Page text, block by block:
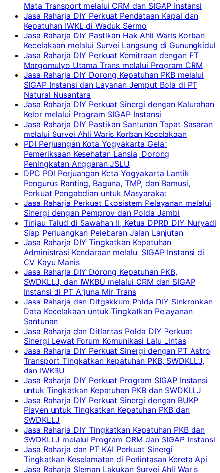
Mata Transport melalui CRM dan SIGAP Instansi
Jasa Raharja DIY Perkuat Pendataan Kapal dan
Kepatuhan IWKL di Waduk Sermo
Jasa Raharja DIY Pastikan Hak Ahli Waris Korban
Kecelakaan melalui Survei Langsung di Gunungkidul
Jasa Raharja DIY Perkuat Kemitraan dengan PT
Margomulyo Utama Trans melalui Program CRM
Jasa Raharja DIY Dorong Kepatuhan PKB melalui
SIGAP Instansi dan Layanan Jemput Bola di PT
Natural Nusantara
Jasa Raharja DIY Perkuat Sinergi dengan Kalurahan
Kelor melalui Program SIGAP Instansi
Jasa Raharja DIY Pastikan Santunan Tepat Sasaran
melalui Survei Ahli Waris Korban Kecelakaan
PDI Perjuangan Kota Yogyakarta Gelar
Pemeriksaan Kesehatan Lansia, Dorong
Peningkatan Anggaran JSLU
DPC PDI Perjuangan Kota Yogyakarta Lantik
Pengurus Ranting, Baguna, TMP, dan Bamusi,
Perkuat Pengabdian untuk Masyarakat
Jasa Raharja Perkuat Ekosistem Pelayanan melalui
Sinergi dengan Pemprov dan Polda Jambi
Tinjau Talud di Sawahan II, Ketua DPRD DIY Nuryadi
Siap Perjuangkan Pelebaran Jalan Lanjutan
Jasa Raharja DIY Tingkatkan Kepatuhan
Administrasi Kendaraan melalui SIGAP Instansi di
CV Kayu Manis
Jasa Raharja DIY Dorong Kepatuhan PKB,
SWDKLLJ, dan IWKBU melalui CRM dan SIGAP
Instansi di PT Arjuna Mir Trans
Jasa Raharja dan Ditgakkum Polda DIY Sinkronkan
Data Kecelakaan untuk Tingkatkan Pelayanan
Santunan
Jasa Raharja dan Ditlantas Polda DIY Perkuat
Sinergi Lewat Forum Komunikasi Lalu Lintas
Jasa Raharja DIY Perkuat Sinergi dengan PT Astro
Transport Tingkatkan Kepatuhan PKB, SWDKLLJ,
dan IWKBU
Jasa Raharja DIY Perkuat Program SIGAP Instansi
untuk Tingkatkan Kepatuhan PKB dan SWDKLLJ
Jasa Raharja DIY Perkuat Sinergi dengan BUKP
Playen untuk Tingkatkan Kepatuhan PKB dan
SWDKLLJ
Jasa Raharja DIY Tingkatkan Kepatuhan PKB dan
SWDKLLJ melalui Program CRM dan SIGAP Instansi
Jasa Raharja dan PT KAI Perkuat Sinergi
Tingkatkan Keselamatan di Perlintasan Kereta Api
Jasa Raharja Sleman Lakukan Survei Ahli Waris